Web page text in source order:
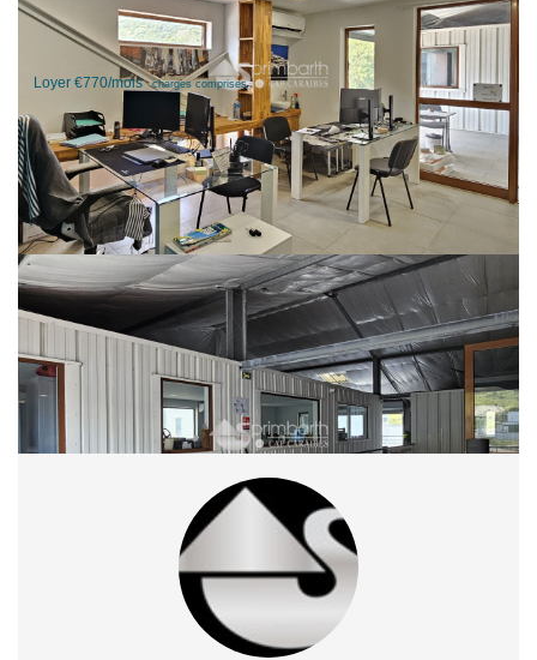
Dépôt de Garantie: 2 mois de loyer HC
Honoraires d'agence à la charge du locataire : 1 mois de loyer HC + 4%
Loyer €770/mois charges comprises
dont charges récupérables: €90/mois |Honoraires charge locataire: €707 TTC|Dépôt de
garantie: €1 360
|97150 SAINT MARTIN
Nos honoraires
Ce bien est soumis à un diagnostic ERP (État des Risques et
Pollutions). Pour en savoir plus, rendez-vous sur
https://www.georisques.gouv.fr/
Partager :